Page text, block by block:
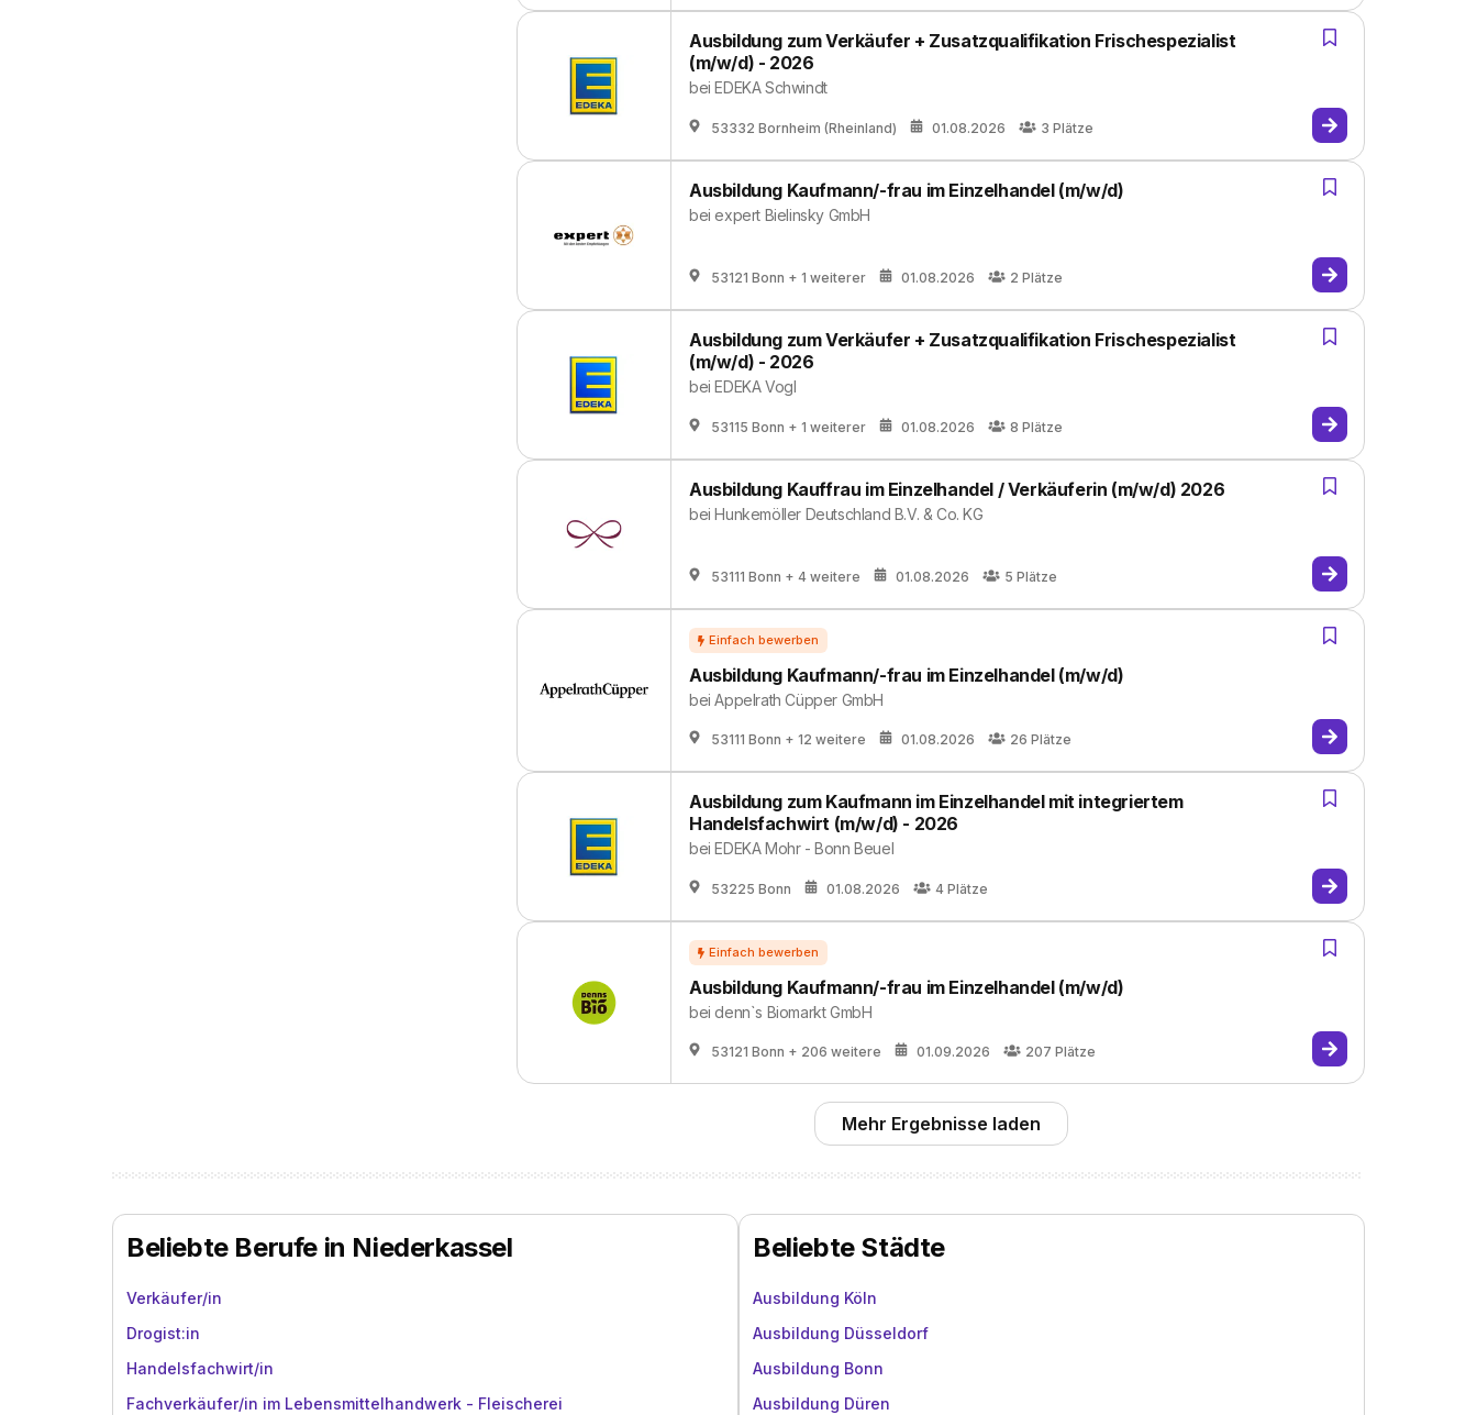
Ausbildung zum Verkäufer + Zusatzqualifikation Frischespezialist
(m/w/d) - 2026
beiEDEKA Schwindt
53332 Bornheim (Rheinland) 01.08.2026 3 Plätze
Ausbildung Kaufmann/-frau im Einzelhandel (m/w/d)
beiexpert Bielinsky GmbH
53121 Bonn + 1 weiterer 01.08.2026 2 Plätze
Ausbildung zum Verkäufer + Zusatzqualifikation Frischespezialist
(m/w/d) - 2026
beiEDEKA Vogl
53115 Bonn + 1 weiterer 01.08.2026 8 Plätze
Ausbildung Kauffrau im Einzelhandel / Verkäuferin (m/w/d) 2026
beiHunkemöller Deutschland B.V. & Co. KG
53111 Bonn + 4 weitere 01.08.2026 5 Plätze
Ausbildung Kaufmann/-frau im Einzelhandel (m/w/d)
beiAppelrath Cüpper GmbH
53111 Bonn + 12 weitere 01.08.2026 26 Plätze
Ausbildung zum Kaufmann im Einzelhandel mit integriertem
Handelsfachwirt (m/w/d) - 2026
beiEDEKA Mohr - Bonn Beuel
53225 Bonn 01.08.2026 4 Plätze
Ausbildung Kaufmann/-frau im Einzelhandel (m/w/d)
beidenn`s Biomarkt GmbH
53121 Bonn + 206 weitere 01.09.2026 207 Plätze
Mehr Ergebnisse laden
Beliebte Berufe in Niederkassel
Verkäufer/in
Drogist:in
Handelsfachwirt/in
Fachverkäufer/in im Lebensmittelhandwerk - Fleischerei
Beliebte Städte
Ausbildung Köln
Ausbildung Düsseldorf
Ausbildung Bonn
Ausbildung Düren